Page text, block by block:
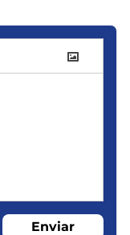
Enviar